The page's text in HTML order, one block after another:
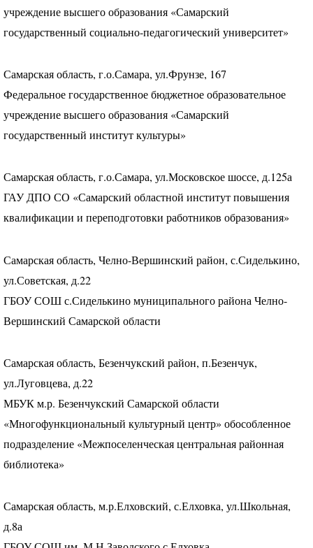
учреждение высшего образования «Самарский
государственный социально-педагогический университет»
Самарская область, г.о.Самара, ул.Фрунзе, 167
Федеральное государственное бюджетное образовательное
учреждение высшего образования «Самарский
государственный институт культуры»
Самарская область, г.о.Самара, ул.Московское шоссе, д.125а
ГАУДПО СО «Самарский областной институт повышения
квалификации и переподготовки работников образования»
Самарская область, Челно-Вершинский район, с.Сиделькино,
ул.Советская, д.22
ГБОУСОШс.Сиделькино муниципального района Челно-
Вершинский Самарской области
Самарская область, Безенчукский район, п.Безенчук,
ул.Луговцева, д.22
МБУКм.р. Безенчукский Самарской области
«Многофункциональный культурный центр» обособленное
подразделение «Межпоселенческая центральная районная
библиотека»
Самарская область, м.р.Елховский, с.Елховка, ул.Школьная,
д.8а